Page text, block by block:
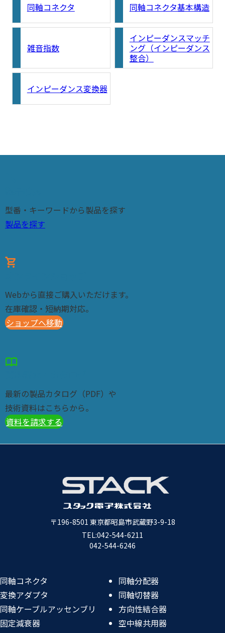
同軸コネクタ 同軸コネクタ基本構造
雑音指数
インピーダンスマッチ
ング（インピーダンス
整合）
インピーダンス変換器
型番・キーワードから製品を探す
製品を探す
shopping_cart
Webから直接ご購入いただけます。
在庫確認・短納期対応。
ショップへ移動
import_contacts
最新の製品カタログ（PDF）や
技術資料はこちらから。
資料を請求する
〒196-8501 東京都昭島市武蔵野3-9-18
TEL:042-544-6211
042-544-6246
同軸コネクタ
変換アダプタ
同軸ケーブルアッセンブリ
固定減衰器
同軸分配器
同軸切替器
方向性結合器
空中線共用器